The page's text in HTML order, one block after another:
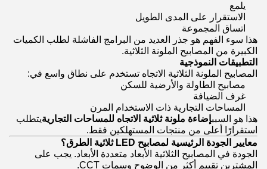
يلمع
الاستقرار على المدى الطويل
اتساق المجموعة
هذا سوء الفهم هو جذر العديد من البرامج الفاشلة لطلب الكميات
الكبيرة من المصابيح الملونة الثلاثية.
التطبيقات النموذجية
المصابيح الملونة الثلاثية الاتجاه تستخدم على نطاق واسع في:
مصابيح الطاولة والأرضية للسكن
غرف الضيافة
المساحات التجارية ذات الاستخدام المرن
هذا هو السببإضاءة ملونة ثلاثية الاتجاه للمساحات التجاريةيتطلب
استقرارًا أعلى من منتجات المستهلكين فقط.
معايير الجودة الرئيسية لمصابيح LED ثلاثية الطرق؟
الجودة في المصابيح الثلاثية الأبعاد متعددة الأبعاد. يجب على
المشترين تقييم أكثر من الوضوح وسمات CCT.